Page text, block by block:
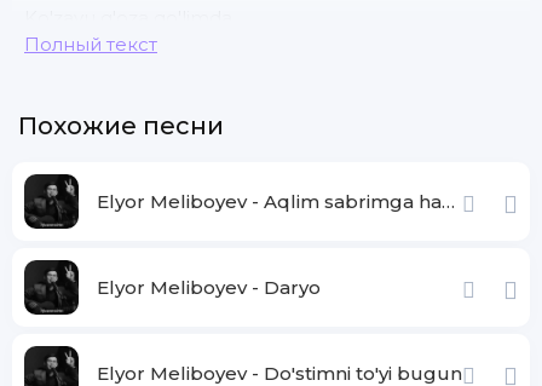
Yalala bobo yalla
Gulzorlaridan rayhon
Ayronu rayhonu
Dazmoli gazmolu
Archayu barchayu
Zanjiri anjiri
Shinniyu chinniyu
Ko'zayu g'oza qo'limda
Yalala bobo yalla
Полный текст
Похожие песни
Elyor Meliboyev - Aqlim sabrimga hayron
Elyor Meliboyev - Daryo
Elyor Meliboyev - Do'stimni to'yi bugun